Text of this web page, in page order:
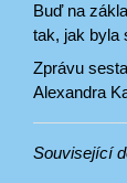
Buď na
tak, jak byla
Zprávu
Alexandra
Související